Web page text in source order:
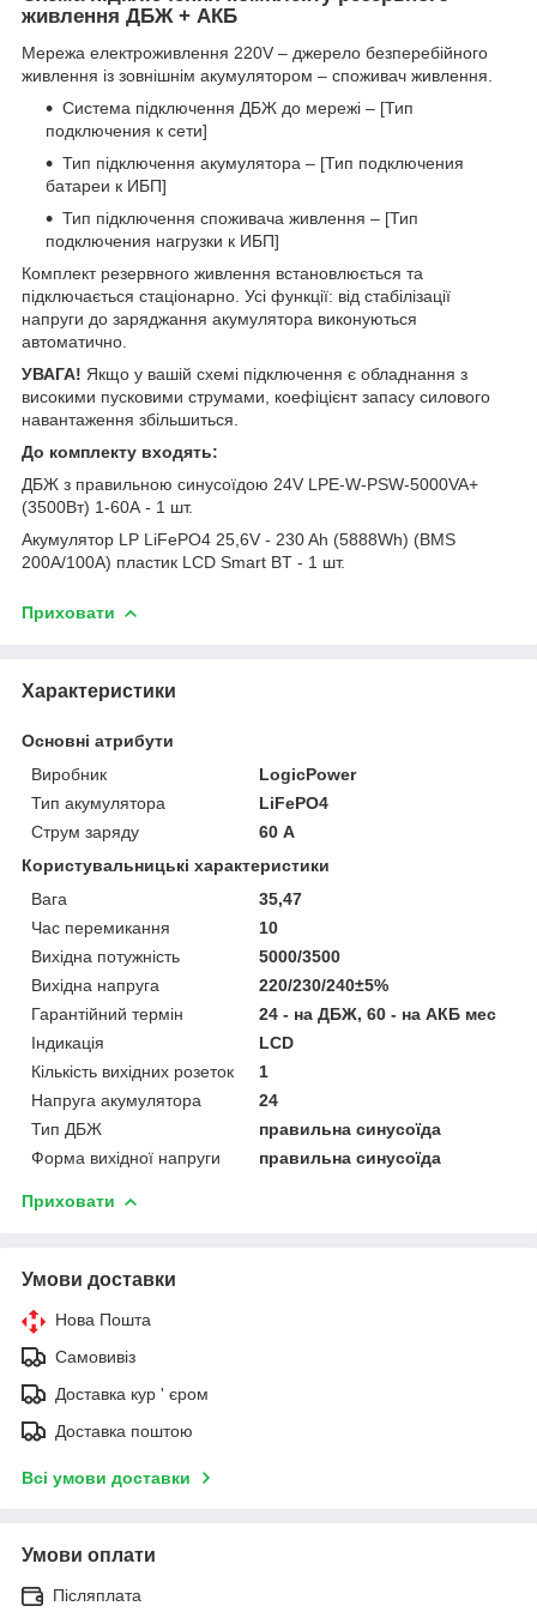
живлення ДБЖ + АКБ
Мережа електроживлення 220V – джерело безперебійного
живлення із зовнішнім акумулятором – споживач живлення.
Система підключення ДБЖ до мережі – [Тип
подключения к сети]
Тип підключення акумулятора – [Тип подключения
батареи к ИБП]
Тип підключення споживача живлення – [Тип
подключения нагрузки к ИБП]
Комплект резервного живлення встановлюється та
підключається стаціонарно. Усі функції: від стабілізації
напруги до заряджання акумулятора виконуються
автоматично.
УВАГА! Якщо у вашій схемі підключення є обладнання з
високими пусковими струмами, коефіцієнт запасу силового
навантаження збільшиться.
До комплекту входять:
ДБЖ з правильною синусоїдою 24V LPE-W-PSW-5000VA+
(3500Вт) 1-60A - 1 шт.
Акумулятор LP LiFePO4 25,6V - 230 Ah (5888Wh) (BMS
200A/100А) пластик LCD Smart BT - 1 шт.
Приховати
Характеристики
Основні атрибути
Виробник
LogicPower
Тип акумулятора
LiFePO4
Струм заряду
60 А
Користувальницькі характеристики
Вага
35,47
Час перемикання
10
Вихідна потужність
5000/3500
Вихідна напруга
220/230/240±5%
Гарантійний термін
24 - на ДБЖ, 60 - на АКБ мес
Індикація
LCD
Кількість вихідних розеток
1
Напруга акумулятора
24
Тип ДБЖ
правильна синусоїда
Форма вихідної напруги
правильна синусоїда
Приховати
Умови доставки
Нова Пошта
Самовивіз
Доставка кур ' єром
Доставка поштою
Всі умови доставки
Умови оплати
Післяплата